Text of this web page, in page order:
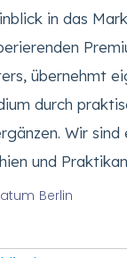
in das
übernehmt
durch
Wir sind
und
Berlin